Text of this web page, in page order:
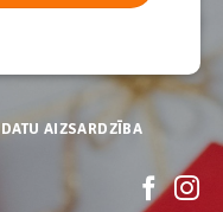
DATU AIZSARDZĪBA